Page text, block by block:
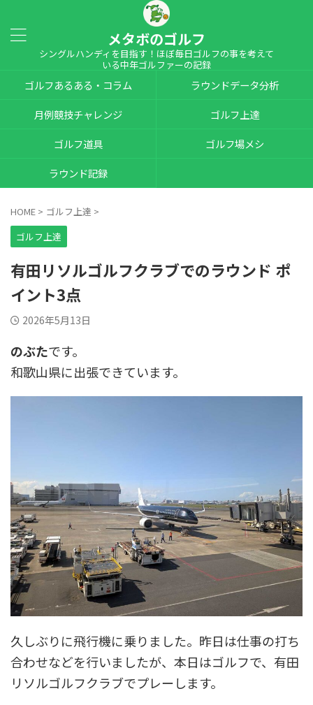
メタボのゴルフ
シングルハンディを目指す！ほぼ毎日ゴルフの事を考えて
いる中年ゴルファーの記録
ゴルフあるある・コラム
ラウンドデータ分析
月例競技チャレンジ
ゴルフ上達
ゴルフ道具
ゴルフ場メシ
ラウンド記録
HOME > ゴルフ上達 >
ゴルフ上達
有田リソルゴルフクラブでのラウンド ポ
イント3点
2026年5月13日
のぶたです。
和歌山県に出張できています。
久しぶりに飛行機に乗りました。昨日は仕事の打ち
合わせなどを行いましたが、本日はゴルフで、有田
リソルゴルフクラブでプレーします。